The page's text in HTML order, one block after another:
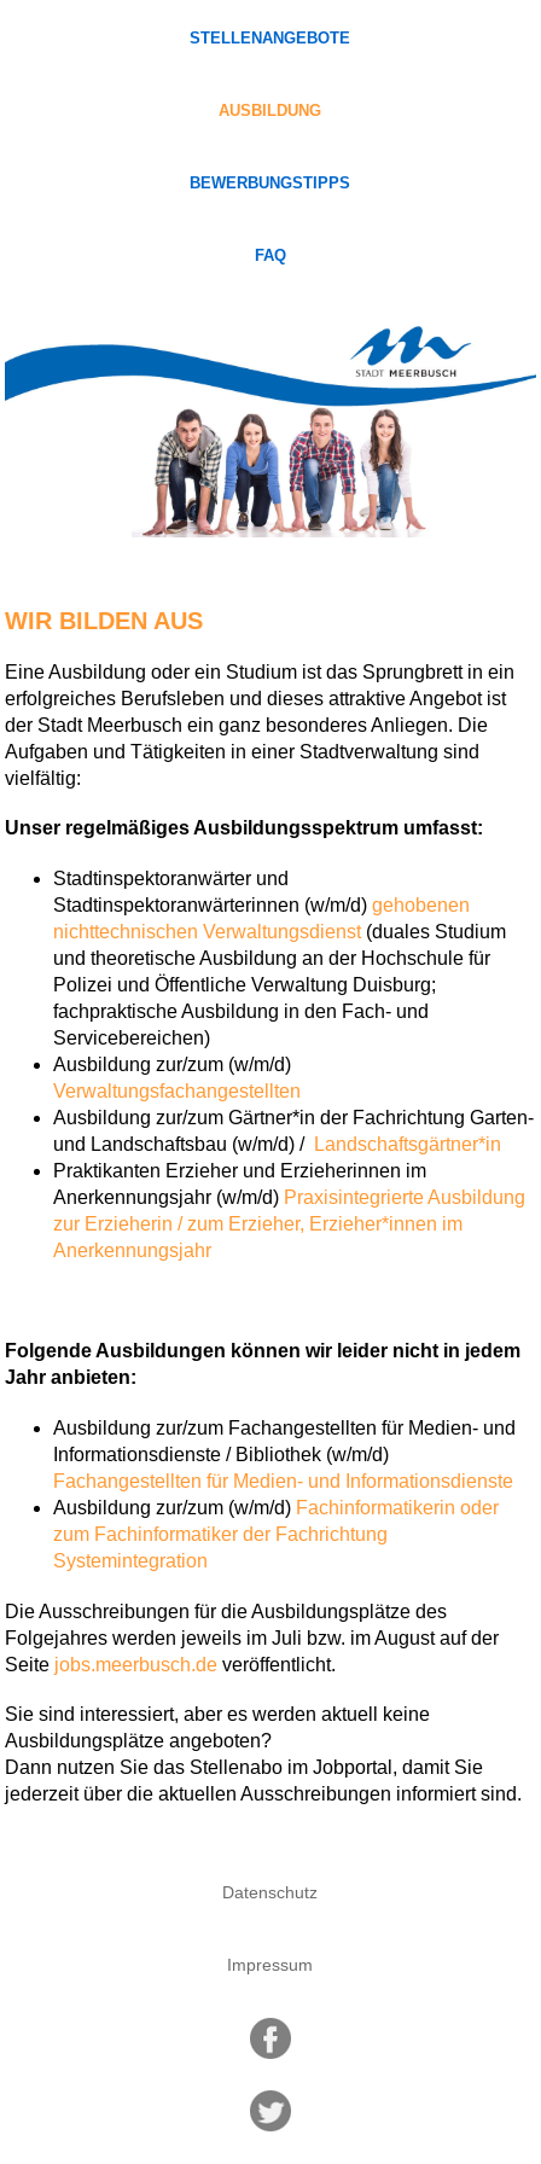
STELLENANGEBOTE
AUSBILDUNG
BEWERBUNGSTIPPS
FAQ
WIR BILDEN AUS
Eine Ausbildung oder ein Studium ist das Sprungbrett in ein
erfolgreiches Berufsleben und dieses attraktive Angebot ist
der Stadt Meerbusch ein ganz besonderes Anliegen. Die
Aufgaben und Tätigkeiten in einer Stadtverwaltung sind
vielfältig:
Unser regelmäßiges Ausbildungsspektrum umfasst:
Stadtinspektoranwärter und
Stadtinspektoranwärterinnen (w/m/d)gehobenen
nichttechnischen Verwaltungsdienst(duales Studium
und theoretische Ausbildung an der Hochschule für
Polizei und Öffentliche Verwaltung Duisburg;
fachpraktische Ausbildung in den Fach- und
Servicebereichen)
Ausbildung zur/zum (w/m/d)
Verwaltungsfachangestellten
Ausbildung zur/zum Gärtner*in der Fachrichtung Garten-
und Landschaftsbau (w/m/d) / Landschaftsgärtner*in
Praktikanten Erzieher und Erzieherinnen im
Anerkennungsjahr (w/m/d) Praxisintegrierte Ausbildung
zur Erzieherin / zum Erzieher, Erzieher*innen im
Anerkennungsjahr
Folgende Ausbildungen können wir leider nicht in jedem
Jahr anbieten:
Ausbildung zur/zum Fachangestellten für Medien- und
Informationsdienste / Bibliothek (w/m/d)
Fachangestellten für Medien- und Informationsdienste
Ausbildung zur/zum (w/m/d) Fachinformatikerin oder
zum Fachinformatiker der Fachrichtung
Systemintegration
Die Ausschreibungen für die Ausbildungsplätze des
Folgejahres werden jeweils im Juli bzw. im August auf der
Seite jobs.meerbusch.de veröffentlicht.
Sie sind interessiert, aber es werden aktuell keine
Ausbildungsplätze angeboten?
Dann nutzen Sie das Stellenabo im Jobportal, damit Sie
jederzeit über die aktuellen Ausschreibungen informiert sind.
Datenschutz
Impressum